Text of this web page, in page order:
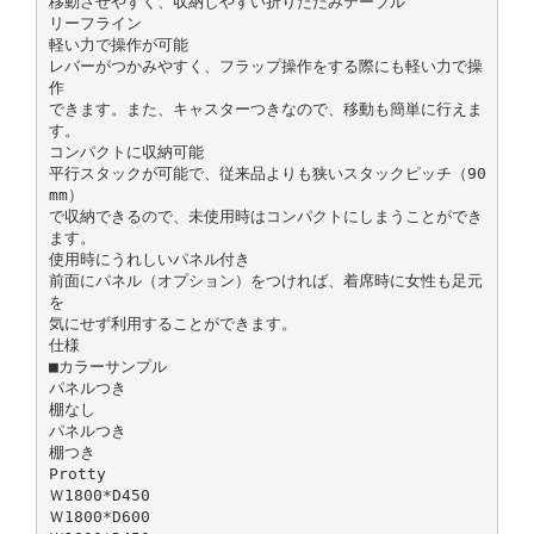
リーフライン
軽い力で操作が可能
レバーがつかみやすく、フラップ操作をする際にも軽い力で操
作
できます。また、キャスターつきなので、移動も簡単に行えま
す。
コンパクトに収納可能
平行スタックが可能で、従来品よりも狭いスタックピッチ（90
mm）
で収納できるので、未使用時はコンパクトにしまうことができ
ます。
使用時にうれしいパネル付き
前面にパネル（オプション）をつければ、着席時に女性も足元
を
気にせず利用することができます。
仕様
■カラーサンプル
パネルつき
棚なし
パネルつき
棚つき
Protty
Ｗ1800*D450
Ｗ1800*D600